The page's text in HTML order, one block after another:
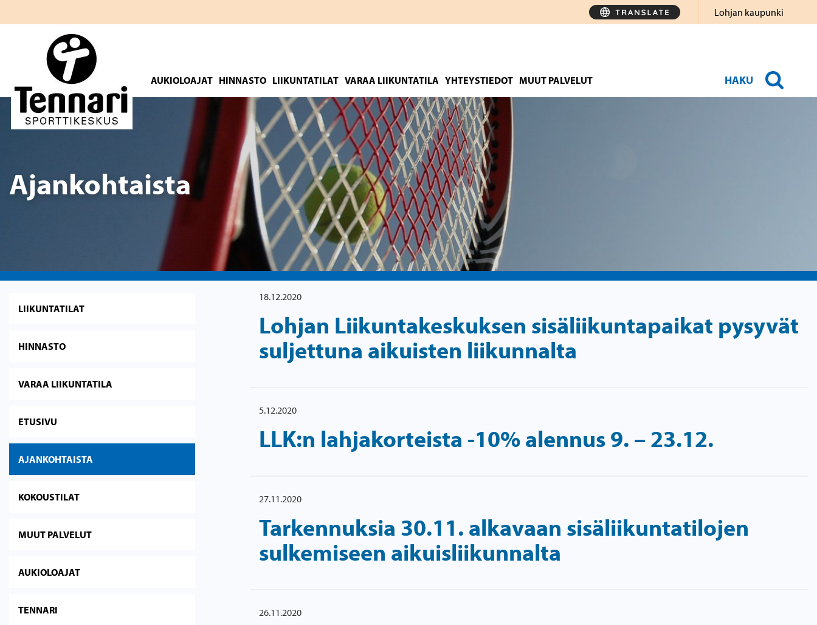
Lohjan kaupunki
AUKIOLOAJAT HINNASTO LIIKUNTATILAT VARAA LIIKUNTATILA YHTEYSTIEDOT MUUT PALVELUT HAKU
Ajankohtaista
18.12.2020
Lohjan Liikuntakeskuksen sisäliikuntapaikat pysyvät
suljettuna aikuisten liikunnalta
5.12.2020
LLK:n lahjakorteista -10% alennus 9. – 23.12.
27.11.2020
Tarkennuksia 30.11. alkavaan sisäliikuntatilojen
sulkemiseen aikuisliikunnalta
26.11.2020
LIIKUNTATILAT
HINNASTO
VARAA LIIKUNTATILA
ETUSIVU
AJANKOHTAISTA
KOKOUSTILAT
MUUT PALVELUT
AUKIOLOAJAT
TENNARI